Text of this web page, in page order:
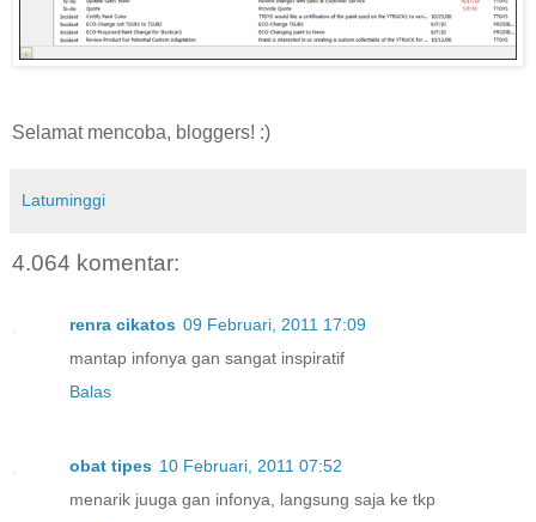
Selamat mencoba, bloggers! :)
Latuminggi
4.064 komentar:
renra cikatos 09 Februari, 2011 17:09
mantap infonya gan sangat inspiratif
Balas
obat tipes 10 Februari, 2011 07:52
menarik juuga gan infonya, langsung saja ke tkp